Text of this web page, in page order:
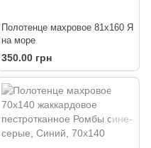
Полотенце махровое 81х160 Я
на море
350.00 грн